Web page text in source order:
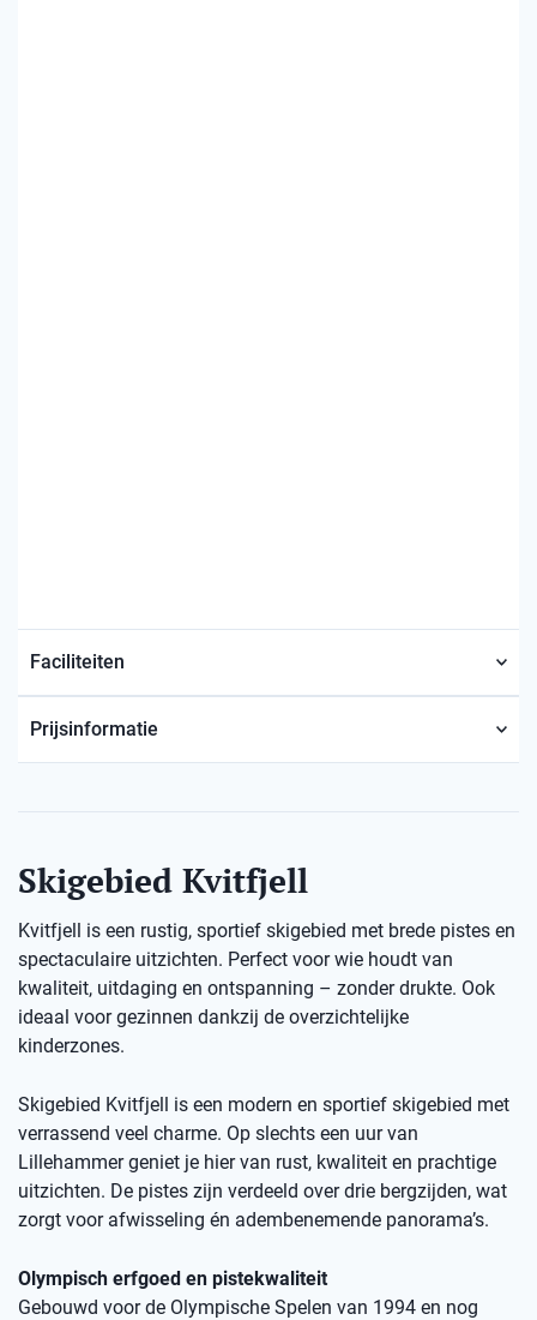
Faciliteiten
Prijsinformatie
Skigebied Kvitfjell
Kvitfjell is een rustig, sportief skigebied met brede pistes en
spectaculaire uitzichten. Perfect voor wie houdt van
kwaliteit, uitdaging en ontspanning – zonder drukte. Ook
ideaal voor gezinnen dankzij de overzichtelijke
kinderzones.
Skigebied Kvitfjell is een modern en sportief skigebied met
verrassend veel charme. Op slechts een uur van
Lillehammer geniet je hier van rust, kwaliteit en prachtige
uitzichten. De pistes zijn verdeeld over drie bergzijden, wat
zorgt voor afwisseling én adembenemende panorama’s.
Olympisch erfgoed en pistekwaliteit
Gebouwd voor de Olympische Spelen van 1994 en nog